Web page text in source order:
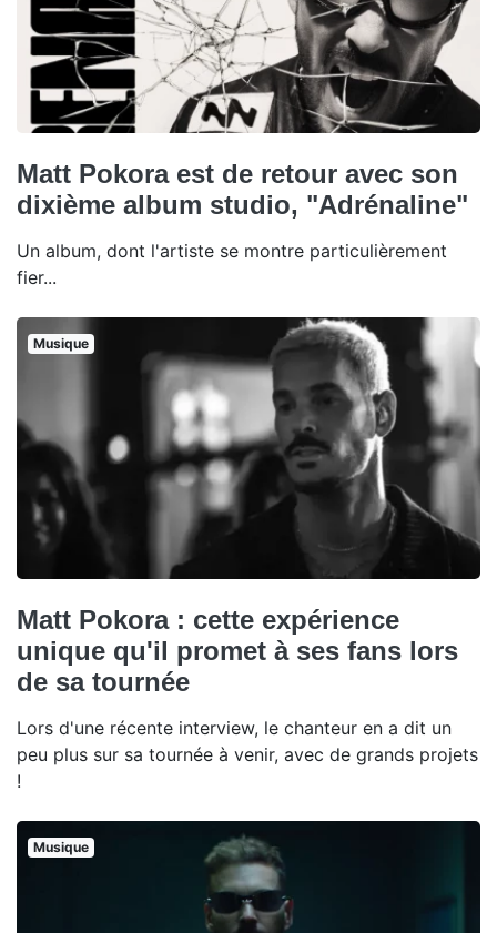
Matt Pokora est de retour avec son
dixième album studio, "Adrénaline"
Un album, dont l'artiste se montre particulièrement
fier...
Musique
Matt Pokora : cette expérience
unique qu'il promet à ses fans lors
de sa tournée
Lors d'une récente interview, le chanteur en a dit un
peu plus sur sa tournée à venir, avec de grands projets
!
Musique